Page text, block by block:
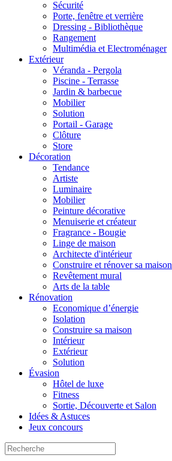
Sécurité
Porte, fenêtre et verrière
Dressing - Bibliothèque
Rangement
Multimédia et Electroménager
Extérieur
Véranda - Pergola
Piscine - Terrasse
Jardin & barbecue
Mobilier
Solution
Portail - Garage
Clôture
Store
Décoration
Tendance
Artiste
Luminaire
Mobilier
Peinture décorative
Menuiserie et créateur
Fragrance - Bougie
Linge de maison
Architecte d'intérieur
Construire et rénover sa maison
Revêtement mural
Arts de la table
Rénovation
Economique d’énergie
Isolation
Construire sa maison
Intérieur
Extérieur
Solution
Évasion
Hôtel de luxe
Fitness
Sortie, Découverte et Salon
Idées & Astuces
Jeux concours